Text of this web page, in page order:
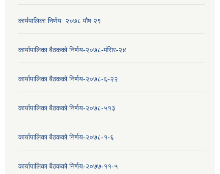
कार्यपालिका निर्णय: २०७८ पौष २९
कार्यापालिका बैठकको निर्णय-२०७८-मंसिर-२४
कार्यापालिका बैठकको निर्णय-२०७८-६-२२
कार्यापालिका बैठकको निर्णय-२०७८-५१३
कार्यापालिका बैठकको निर्णय-२०७८-१-६
कार्यापालिका बैठकको निर्णय-२०७७-११-५